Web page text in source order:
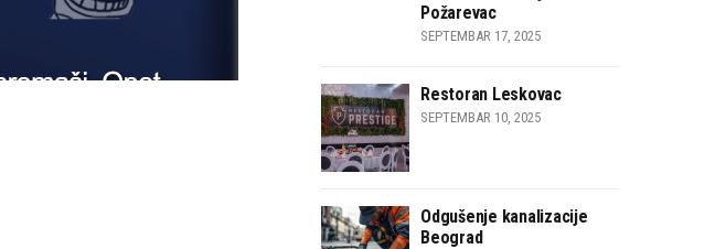
Požarevac
SEPTEMBAR 17, 2025
Restoran Leskovac
SEPTEMBAR 10, 2025
Odgušenje kanalizacije
Beograd